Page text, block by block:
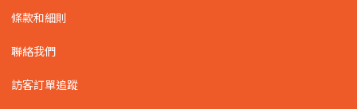
條款和細則
聯絡我們
訪客訂單追蹤